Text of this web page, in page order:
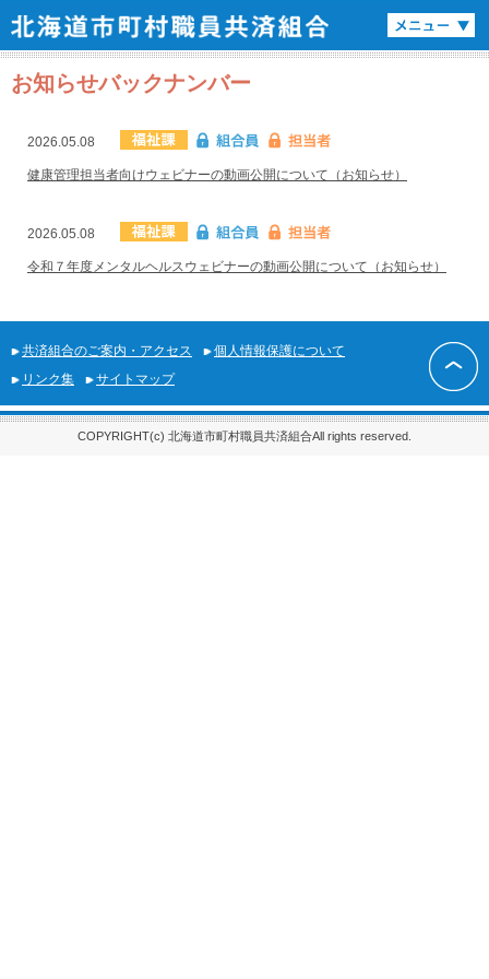
お知らせバックナンバー
2026.05.08
健康管理担当者向けウェビナーの動画公開について（お知らせ）
2026.05.08
令和７年度メンタルヘルスウェビナーの動画公開について（お知らせ）
共済組合のご案内・アクセス
個人情報保護について
リンク集
サイトマップ
COPYRIGHT(c) 北海道市町村職員共済組合All rights reserved.